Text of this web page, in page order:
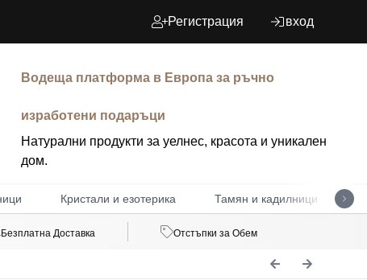
Регистрация вход
Водеща платформа в Европа за ръчно
изработени подаръци
Натурални продукти за уелнес, красота и уникален
дом.
Кристали и езотерика Тамян и кадилници
Безплатна Доставка Отстъпки за Обем